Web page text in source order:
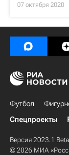
07 октября 2020
Футбол
Спецпроекты
Версия 2023.1 Beta
© 2026 МИА